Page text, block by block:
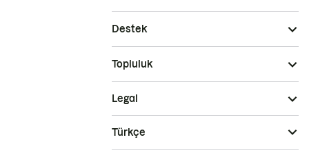
Destek
Topluluk
Legal
Türkçe